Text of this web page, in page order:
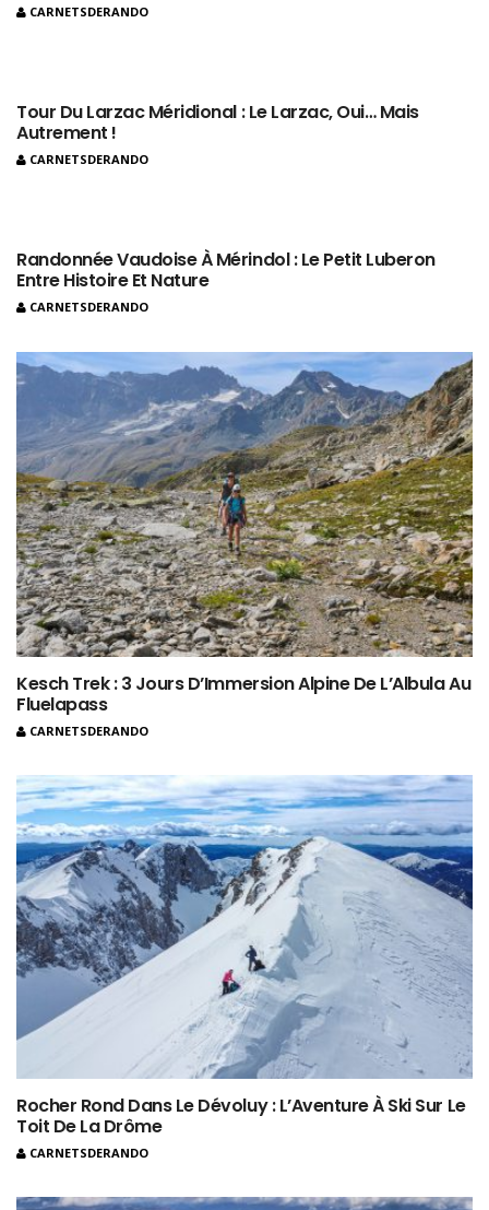
CARNETSDERANDO
Tour Du Larzac Méridional : Le Larzac, Oui… Mais
Autrement !
CARNETSDERANDO
Randonnée Vaudoise À Mérindol : Le Petit Luberon
Entre Histoire Et Nature
CARNETSDERANDO
Kesch Trek : 3 Jours D’Immersion Alpine De L’Albula Au
Fluelapass
CARNETSDERANDO
Rocher Rond Dans Le Dévoluy : L’Aventure À Ski Sur Le
Toit De La Drôme
CARNETSDERANDO